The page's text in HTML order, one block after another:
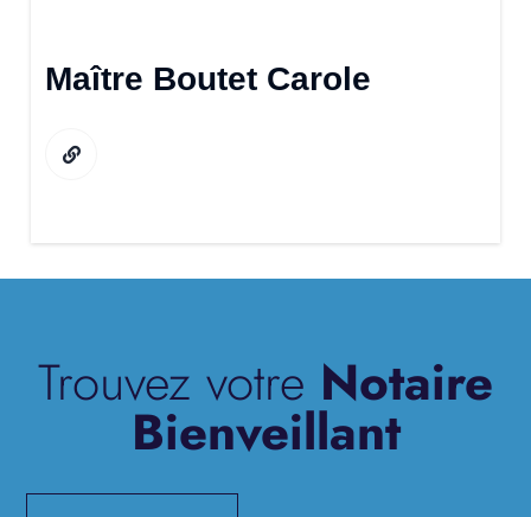
Maître Boutet Carole
Trouvez votre Notaire
Bienveillant